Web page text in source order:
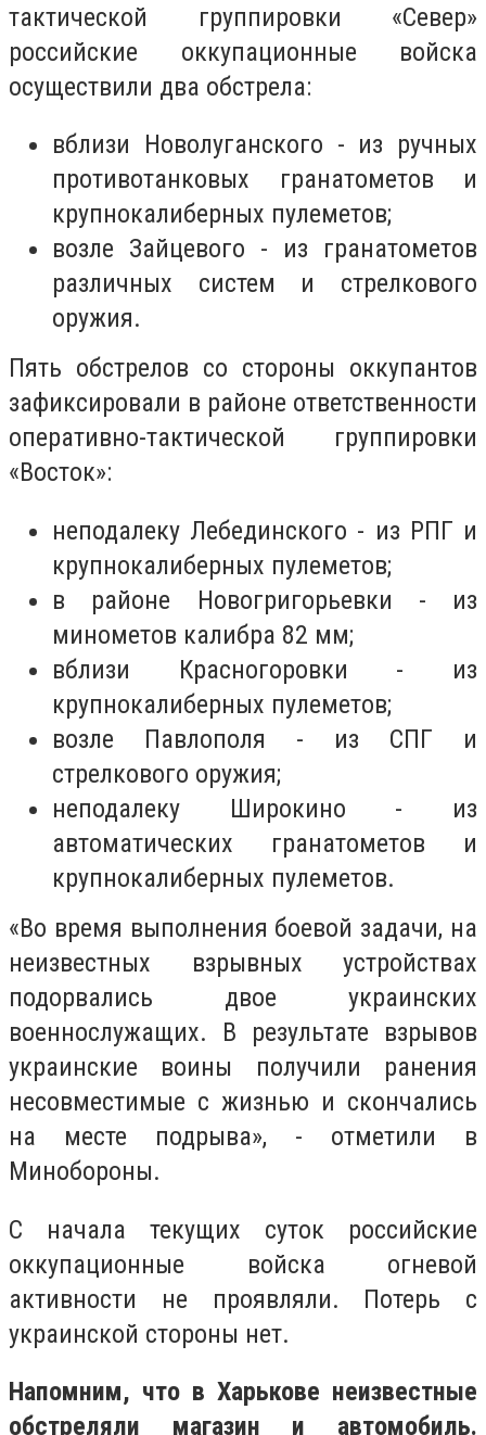
тактической группировки «Север»
российские оккупационные войска
осуществили два обстрела:
вблизи Новолуганского - из ручных
противотанковых гранатометов и
крупнокалиберных пулеметов;
возле Зайцевого - из гранатометов
различных систем и стрелкового
оружия.
Пять обстрелов со стороны оккупантов
зафиксировали в районе ответственности
оперативно-тактической группировки
«Восток»:
неподалеку Лебединского - из РПГ и
крупнокалиберных пулеметов;
в районе Новогригорьевки - из
минометов калибра 82 мм;
вблизи Красногоровки - из
крупнокалиберных пулеметов;
возле Павлополя - из СПГ и
стрелкового оружия;
неподалеку Широкино - из
автоматических гранатометов и
крупнокалиберных пулеметов.
«Во время выполнения боевой задачи, на
неизвестных взрывных устройствах
подорвались двое украинских
военнослужащих. В результате взрывов
украинские воины получили ранения
несовместимые с жизнью и скончались
на месте подрыва», - отметили в
Минобороны.
С начала текущих суток российские
оккупационные войска огневой
активности не проявляли. Потерь с
украинской стороны нет.
Напомним, что в Харькове неизвестные
обстреляли магазин и автомобиль.